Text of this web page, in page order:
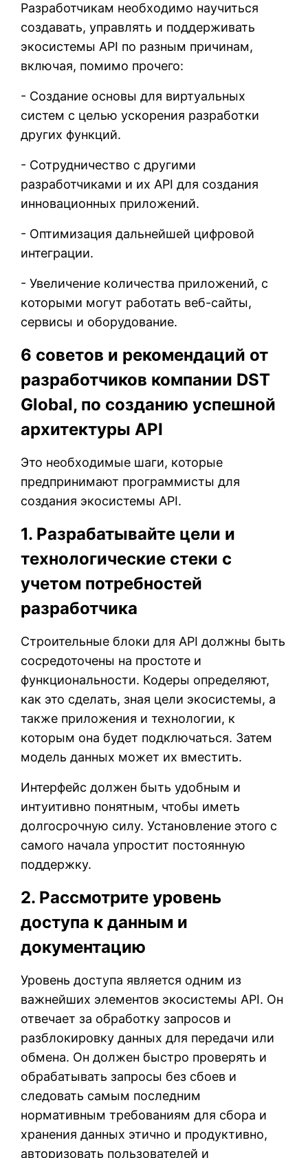
Разработчикам необходимо научиться
создавать, управлять и поддерживать
экосистемы API по разным причинам,
включая, помимо прочего:
- Создание основы для виртуальных
систем с целью ускорения разработки
других функций.
- Сотрудничество с другими
разработчиками и их API для создания
инновационных приложений.
- Оптимизация дальнейшей цифровой
интеграции.
- Увеличение количества приложений, с
которыми могут работать веб-сайты,
сервисы и оборудование.
6 советов и рекомендаций от
разработчиков компании DST
Global, по созданию успешной
архитектуры API
Это необходимые шаги, которые
предпринимают программисты для
создания экосистемы API.
1. Разрабатывайте цели и
технологические стеки с
учетом потребностей
разработчика
Строительные блоки для API должны быть
сосредоточены на простоте и
функциональности. Кодеры определяют,
как это сделать, зная цели экосистемы, а
также приложения и технологии, к
которым она будет подключаться. Затем
модель данных может их вместить.
Интерфейс должен быть удобным и
интуитивно понятным, чтобы иметь
долгосрочную силу. Установление этого с
самого начала упростит постоянную
поддержку.
2. Рассмотрите уровень
доступа к данным и
документацию
Уровень доступа является одним из
важнейших элементов экосистемы API. Он
отвечает за обработку запросов и
разблокировку данных для передачи или
обмена. Он должен быстро проверять и
обрабатывать запросы без сбоев и
следовать самым последним
нормативным требованиям для сбора и
хранения данных этично и продуктивно,
авторизовать пользователей и